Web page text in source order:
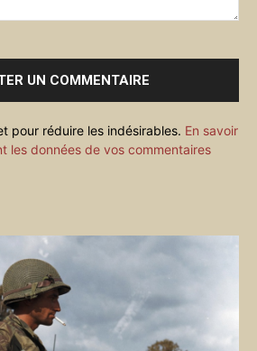
pour réduire les indésirables. En savoir
les données de vos commentaires